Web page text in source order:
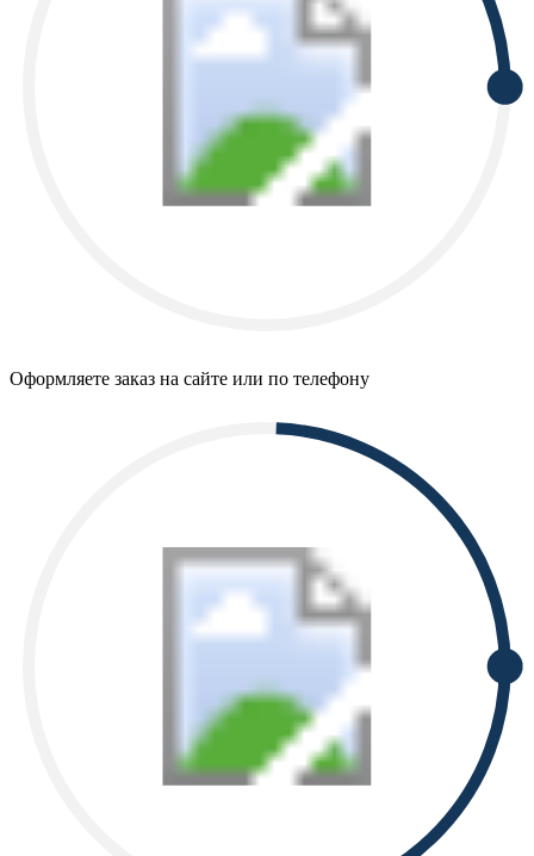
Оформляете заказ на сайте или по телефону